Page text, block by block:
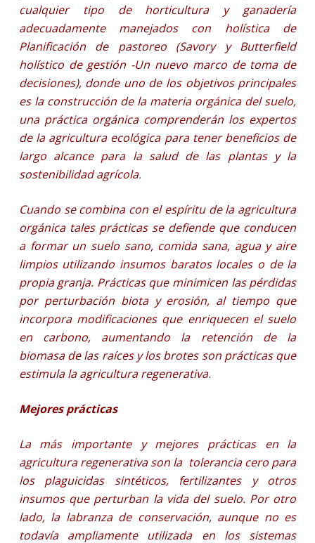
cualquier tipo de horticultura y ganadería
adecuadamente manejados con holística de
Planificación de pastoreo (Savory y Butterfield
holístico de gestión -Un nuevo marco de toma de
decisiones), donde uno de los objetivos principales
es la construcción de la materia orgánica del suelo,
una práctica orgánica comprenderán los expertos
de la agricultura ecológica para tener beneficios de
largo alcance para la salud de las plantas y la
sostenibilidad agrícola.
Cuando se combina con el espíritu de la agricultura
orgánica tales prácticas se defiende que conducen
a formar un suelo sano, comida sana, agua y aire
limpios utilizando insumos baratos locales o de la
propia granja. Prácticas que minimicen las pérdidas
por perturbación biota y erosión, al tiempo que
incorpora modificaciones que enriquecen el suelo
en carbono, aumentando la retención de la
biomasa de las raíces y los brotes son prácticas que
estimula la agricultura regenerativa.
Mejores prácticas
La más importante y mejores prácticas en la
agricultura regenerativa son la tolerancia cero para
los plaguicidas sintéticos, fertilizantes y otros
insumos que perturban la vida del suelo. Por otro
lado, la labranza de conservación, aunque no es
todavía ampliamente utilizada en los sistemas